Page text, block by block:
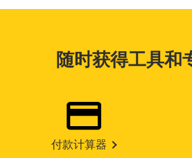
随时获得工具和
付款计算器